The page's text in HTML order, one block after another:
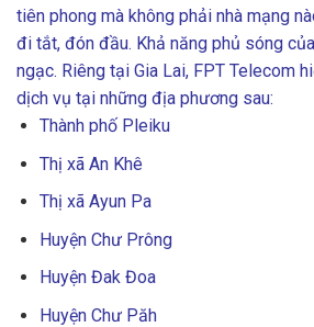
tiên phong mà không phải nhà mạng
đi tắt, đón đầu. Khả năng phủ sóng
ngạc. Riêng tại Gia Lai, FPT Telecom
dịch vụ tại những địa phương sau:
Thành phố Pleiku
Thị xã An Khê
Thị xã Ayun Pa
Huyện Chư Prông
Huyện Đak Đoa
Huyện Chư Păh